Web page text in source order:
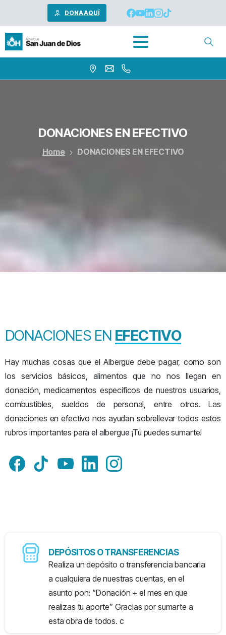
DONA AQUÍ
DONACIONES EN EFECTIVO
Home DONACIONES EN EFECTIVO
DONACIONES EN EFECTIVO
Hay muchas cosas que el Albergue debe pagar, como son
los servicios básicos, alimentos que no nos llegan en
donación, medicamentos específicos de nuestros usuarios,
combustibles, sueldos de personal, entre otros. Las
donaciones en efectivo nos ayudan sobrellevar todos estos
rubros importantes para el albergue ¡Tú puedes sumarte!
DEPÓSITOS O TRANSFERENCIAS
Realiza un depósito o transferencia bancaria
a cualquiera de nuestras cuentas, en el
asunto pon: “Donación + el mes en que
realizas tu aporte” Gracias por sumarte a
esta obra de todos. c